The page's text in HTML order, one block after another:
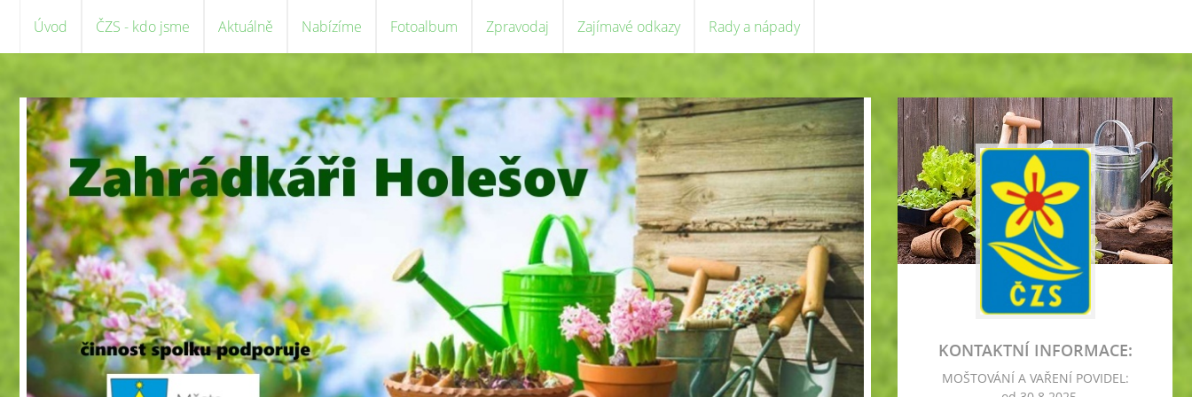
Úvod ČZS - kdo jsme Aktuálně Nabízíme Fotoalbum Zpravodaj Zajímavé odkazy Rady a nápady
KONTAKTNÍ INFORMACE:
MOŠTOVÁNÍ A VAŘENÍ POVIDEL: